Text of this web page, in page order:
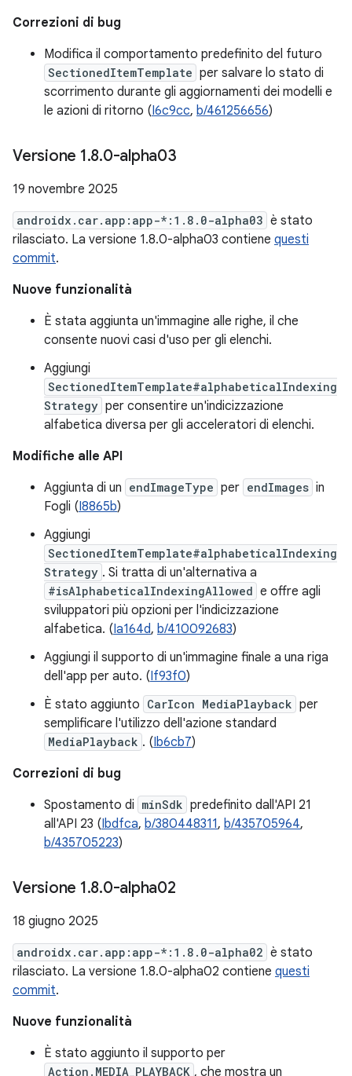
Correzioni di bug
Modifica il comportamento predefinito del futuro
SectionedItemTemplate per salvare lo stato di
scorrimento durante gli aggiornamenti dei modelli e
le azioni di ritorno (I6c9cc, b/461256656)
Versione 1.8.0-alpha03
19 novembre 2025
androidx.car.app:app-*:1.8.0-alpha03 è stato
rilasciato. La versione 1.8.0-alpha03 contiene questi
commit.
Nuove funzionalità
È stata aggiunta un'immagine alle righe, il che
consente nuovi casi d'uso per gli elenchi.
Aggiungi
SectionedItemTemplate#alphabeticalIndexing
Strategy per consentire un'indicizzazione
alfabetica diversa per gli acceleratori di elenchi.
Modifiche alle API
Aggiunta di un endImageType per endImages in
Fogli (I8865b)
Aggiungi
SectionedItemTemplate#alphabeticalIndexing
Strategy . Si tratta di un'alternativa a
#isAlphabeticalIndexingAllowed e offre agli
sviluppatori più opzioni per l'indicizzazione
alfabetica. (Ia164d, b/410092683)
Aggiungi il supporto di un'immagine finale a una riga
dell'app per auto. (If93f0)
È stato aggiunto CarIcon MediaPlayback per
semplificare l'utilizzo dell'azione standard
MediaPlayback . (Ib6cb7)
Correzioni di bug
Spostamento di minSdk predefinito dall'API 21
all'API 23 (Ibdfca, b/380448311, b/435705964,
b/435705223)
Versione 1.8.0-alpha02
18 giugno 2025
androidx.car.app:app-*:1.8.0-alpha02 è stato
rilasciato. La versione 1.8.0-alpha02 contiene questi
commit.
Nuove funzionalità
È stato aggiunto il supporto per
Action.MEDIA_PLAYBACK , che mostra un